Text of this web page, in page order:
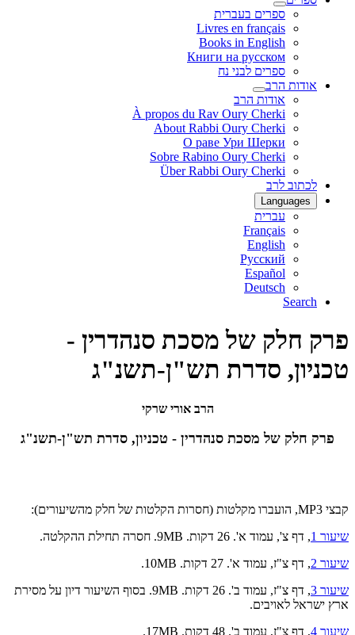
ספרים בעברית
Livres en français
Books in English
Книги на русском
ספרים לבני נח
אודות הרב
אודות הרב
À propos du Rav Oury Cherki
About Rabbi Oury Cherki
О раве Ури Шерки
Sobre Rabino Oury Cherki
Über Rabbi Oury Cherki
לכתוב לרב
Languages
עברית
Français
English
Русский
Español
Deutsch
Search
פרק חלק של מסכת סנהדרין -
טכניון, סדרת תש"ן-תשנ"ג
הרב אורי שרקי
פרק חלק של מסכת סנהדרין - טכניון, סדרת תש"ן-תשנ"ג
קבצי MP3, הועברו מקלטות (חסרות הקלטות של חלק מהשיעורים):
שיעור 1
, דף צ', עמוד א'. 26 דקות. 9MB. חסרה תחילת ההקלטה.
שיעור 2
, דף צ"ז, עמוד א'. 27 דקות. 10MB.
שיעור 3
, דף צ"ז, עמוד ב'. 26 דקות. 9MB. בסוף השיעור דיון על מסירת
ארץ ישראל לאויבים.
שיעור 4
, דף צ"ז, עמוד ב'. 48 דקות. 17MB.